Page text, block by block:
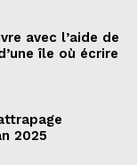
avec l’aide de
île où écrire
2025